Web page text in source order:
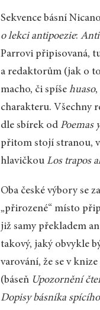
Sekvence básní
o lekci antipoezie:
Parrovi připisovaná,
a redaktorům (jak o
macho, či spíšehuaso,
charakteru. Všechny
dle sbírek od Poemas
přitom stojí stranou,
hlavičkouLos trapos
Oba české výbory se
„přirozené“ místo
již samy překladem
takový, jaký obvykle
varování, že se v
(báseň Upozornění
Dopisy básníka